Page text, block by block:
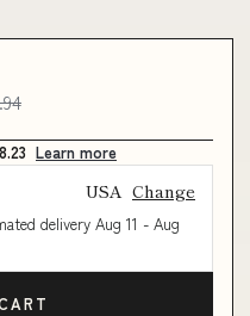
Learn more
USA Change
delivery Aug 11 - Aug